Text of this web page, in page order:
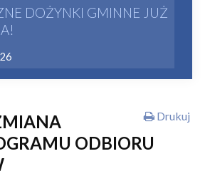
DOŻYNKI GMINNE JUŻ
ODBIORU
Drukuj